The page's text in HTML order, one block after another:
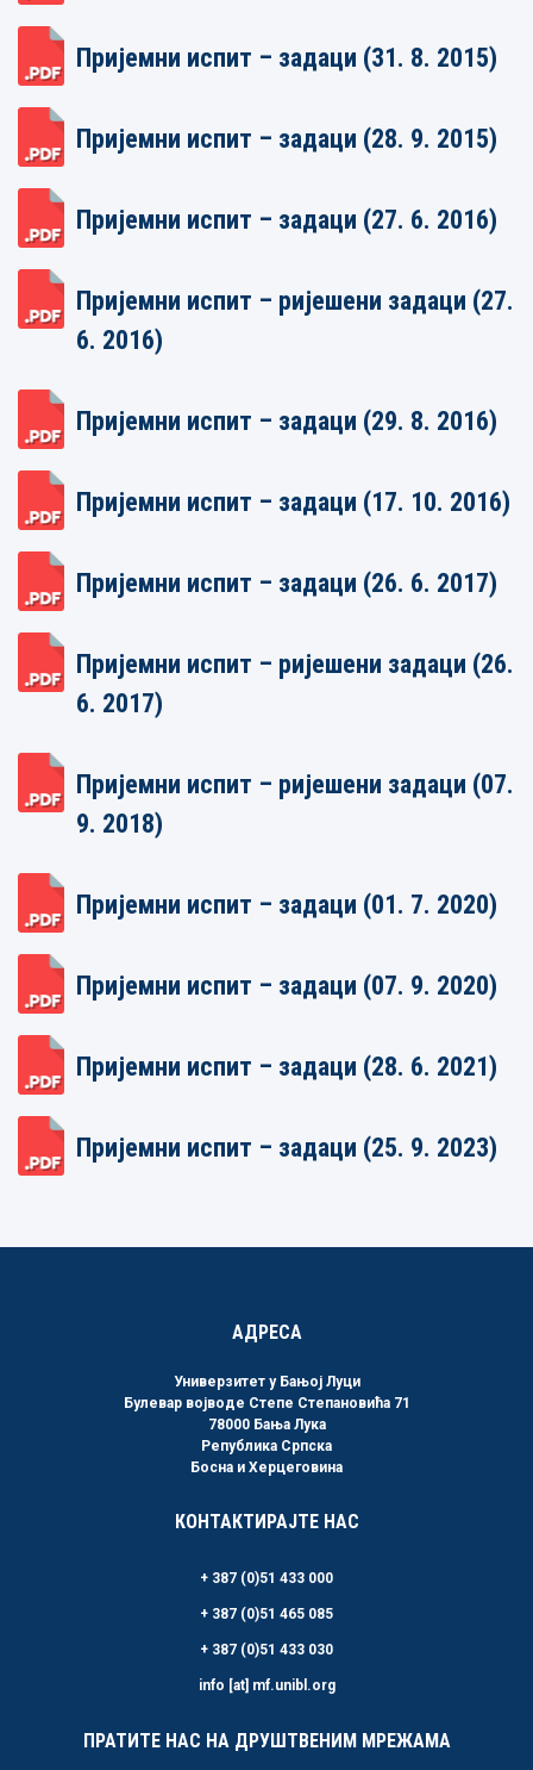
Пријемни испит – задаци (31. 8. 2015)
Пријемни испит – задаци (28. 9. 2015)
Пријемни испит – задаци (27. 6. 2016)
Пријемни испит – ријешени задаци (27.
6. 2016)
Пријемни испит – задаци (29. 8. 2016)
Пријемни испит – задаци (17. 10. 2016)
Пријемни испит – задаци (26. 6. 2017)
Пријемни испит – ријешени задаци (26.
6. 2017)
Пријемни испит – ријешени задаци (07.
9. 2018)
Пријемни испит – задаци (01. 7. 2020)
Пријемни испит – задаци (07. 9. 2020)
Пријемни испит – задаци (28. 6. 2021)
Пријемни испит – задаци (25. 9. 2023)
АДРЕСА
Универзитет у Бањој Луци
Булевар војводе Степе Степановића 71
78000 Бања Лука
Република Српска
Босна и Херцеговина
КОНТАКТИРАЈТЕ НАС
+ 387 (0)51 433 000
+ 387 (0)51 465 085
+ 387 (0)51 433 030
info [at] mf.unibl.org
ПРАТИТЕ НАС НА ДРУШТВЕНИМ МРЕЖАМА